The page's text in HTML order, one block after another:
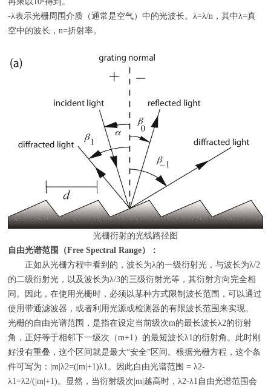
-λ表示光栅周围介质（通常是空气）中的光波长。λ=λ/n ，其中λ=真
空中的波长，n=折射率。
光栅衍射的光线路径图
自由光谱范围（Free Spectral Range）：
正如从光栅方程中看到的，波长为λ的一级衍射光，与波长为λ/2
的二级衍射光，以及波长为λ/3的三级衍射光等，其衍射方向完全相
同。因此，在使用光栅时，必须以某种方式限制波长范围，可以通过
使用带通滤波器，或者利用光源或检测器的有限波长范围来实现。
光栅的自由光谱范围，是指在设定当前级次m的最长波长λ2的衍射
角，正好等于相邻下一级次（m+1）的最短波长λ1的衍射角。此时刚
好没有重叠，这个区间就是最大“安全”区间。根据光栅方程，这个条
件可写为：|m|λ2=(|m|+1)λ1。因此自由光谱范围 = λ2-
λ1=λ2/(|m|+1)。显然，当衍射级次|m|越高时，λ2-λ1自由光谱范围会